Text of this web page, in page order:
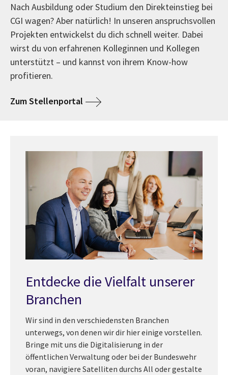
Nach Ausbildung oder Studium den Direkteinstieg bei
CGI wagen? Aber natürlich! In unseren anspruchsvollen
Projekten entwickelst du dich schnell weiter. Dabei
wirst du von erfahrenen Kolleginnen und Kollegen
unterstützt – und kannst von ihrem Know-how
profitieren.
Zum Stellenportal
Entdecke die Vielfalt unserer
Branchen
Wir sind in den verschiedensten Branchen
unterwegs, von denen wir dir hier einige vorstellen.
Bringe mit uns die Digitalisierung in der
öffentlichen Verwaltung oder bei der Bundeswehr
voran, navigiere Satelliten durchs All oder gestalte